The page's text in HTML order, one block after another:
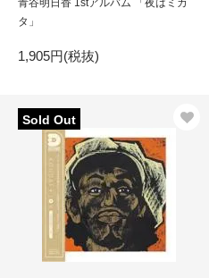
青谷明日香 1stアルバム 「夜はミカ
タ」
1,905円(税抜)
Sold Out